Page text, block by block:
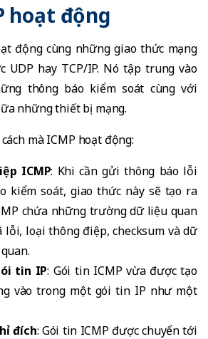
hoạt động
động cùng những giao thức mạng
UDP hay TCP/IP. Nó tập trung vào
thông báo kiểm soát cùng với
những thiết bị mạng.
mà ICMP hoạt động:
ICMP: Khi cần gửi thông báo lỗi
kiểm soát, giao thức này sẽ tạo ra
chứa những trường dữ liệu quan
loại thông điệp, checksum và dữ
tin IP: Gói tin ICMP vừa được tạo
vào trong một gói tin IP như một
đích: Gói tin ICMP được chuyển tới